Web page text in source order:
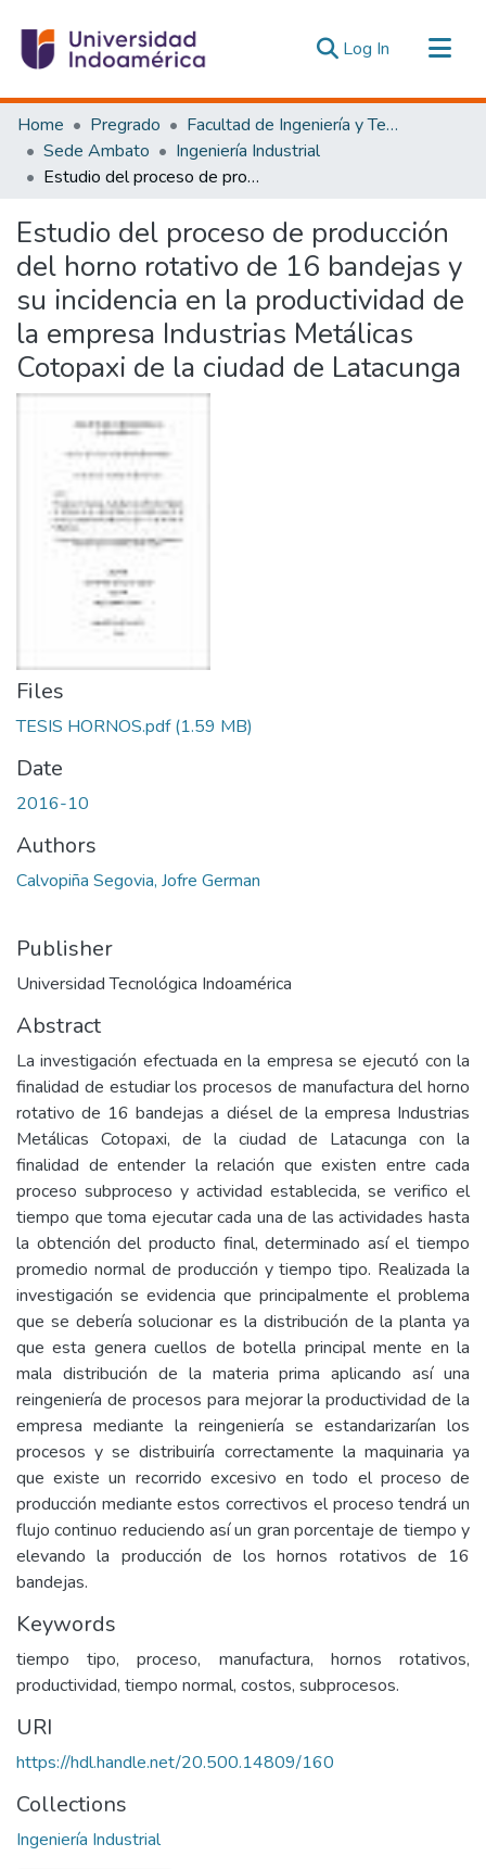
Log In (current)
Communities & Collections
All of DSpace
Statistics
Home Pregrado
Facultad de Ingeniería y Tecnologías de la Información y la Comunicación
Sede Ambato
Ingeniería Industrial
Estudio del proceso de producción del horno rotativo de 16 bandejas y su incidencia en la productividad de la empresa Industrias Metálicas Cotopaxi de la ciudad de Latacunga
Estudio del proceso de producción
del horno rotativo de 16 bandejas y
su incidencia en la productividad de
la empresa Industrias Metálicas
Cotopaxi de la ciudad de Latacunga
Files
TESIS HORNOS.pdf(1.59 MB)
Date
2016-10
Authors
Calvopiña Segovia, Jofre German
Publisher
Universidad Tecnológica Indoamérica
Abstract
La investigación efectuada en la empresa se ejecutó con la
finalidad de estudiar los procesos de manufactura del horno
rotativo de 16 bandejas a diésel de la empresa Industrias
Metálicas Cotopaxi, de la ciudad de Latacunga con la
finalidad de entender la relación que existen entre cada
proceso subproceso y actividad establecida, se verifico el
tiempo que toma ejecutar cada una de las actividades hasta
la obtención del producto final, determinado así el tiempo
promedio normal de producción y tiempo tipo. Realizada la
investigación se evidencia que principalmente el problema
que se debería solucionar es la distribución de la planta ya
que esta genera cuellos de botella principal mente en la
mala distribución de la materia prima aplicando así una
reingeniería de procesos para mejorar la productividad de la
empresa mediante la reingeniería se estandarizarían los
procesos y se distribuiría correctamente la maquinaria ya
que existe un recorrido excesivo en todo el proceso de
producción mediante estos correctivos el proceso tendrá un
flujo continuo reduciendo así un gran porcentaje de tiempo y
elevando la producción de los hornos rotativos de 16
bandejas.
Keywords
tiempo tipo, proceso, manufactura, hornos rotativos,
productividad, tiempo normal, costos, subprocesos.
URI
https://hdl.handle.net/20.500.14809/160
Collections
Ingeniería Industrial